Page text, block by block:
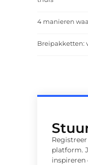
4 manieren
Breipakketten:
platform.
inspireren